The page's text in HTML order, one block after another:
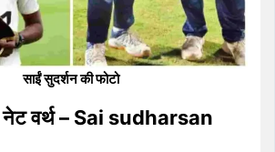
साईं सुदर्शन की फोटो
नेट वर्थ – Sai sudharsan